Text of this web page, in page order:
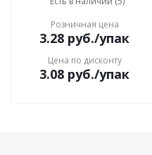
Розничная цена
3.28 руб./упак
Цена по дисконту
3.08 руб./упак